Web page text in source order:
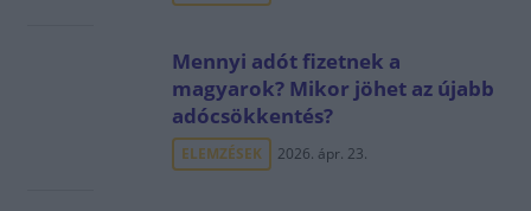
Mennyi adót fizetnek a
magyarok? Mikor jöhet az újabb
adócsökkentés?
ELEMZÉSEK 2026. ápr. 23.